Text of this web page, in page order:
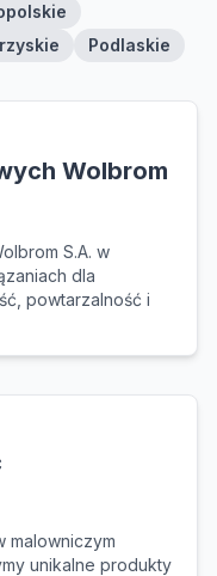
Podlaskie
Wolbrom
S.A. w
dla
powtarzalność i
malowniczym
unikalne produkty